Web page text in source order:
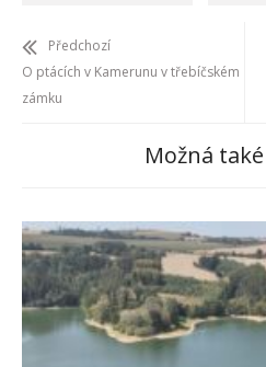
Předchozí
O ptácích v Kamerunu v třebíčském
zámku
Možná